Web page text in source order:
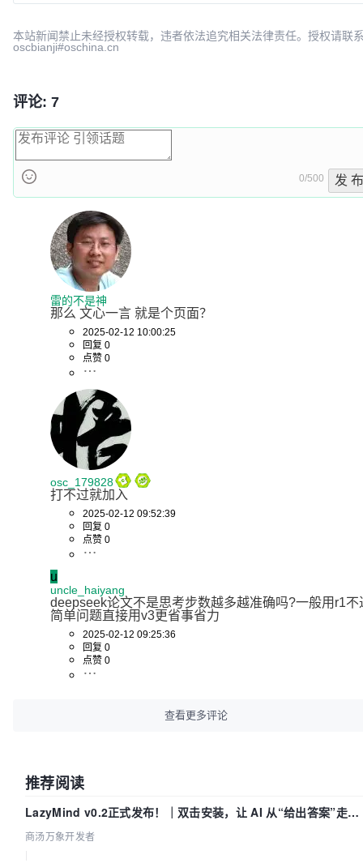
本站新闻禁止未经授权转载，违者依法追究相关法律责任。授权请联
oscbianji#oschina.cn
评论: 7
0/500 发 布
雷的不是神
那么 文心一言 就是个页面？
2025-02-12 10:00:25
回复 0
点赞 0
osc_179828
打不过就加入
2025-02-12 09:52:39
回复 0
点赞 0
u
uncle_haiyang
deepseek论文不是思考步数越多越准确吗?一般用r1不
简单问题直接用v3更省事省力
2025-02-12 09:25:36
回复 0
点赞 0
查看更多评论
推荐阅读
LazyMind v0.2正式发布！｜双击安装，让 AI 从“给出答案”走到
“完成交付”
商汤万象开发者